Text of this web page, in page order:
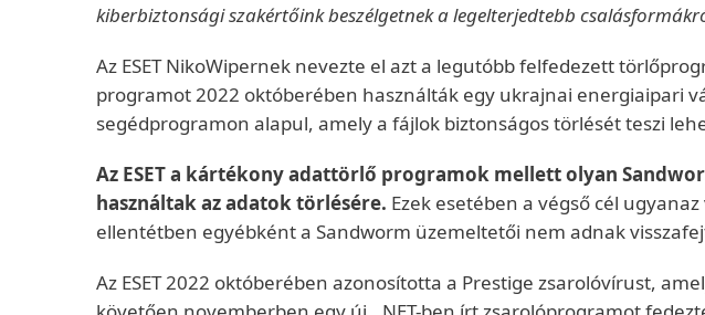
kiberbiztonsági szakértőink beszélgetnek a legelterjedtebb
Az ESET NikoWipernek nevezte el azt a legutóbb felfedezett
programot 2022 októberében használták egy ukrajnai energiaipari
segédprogramon alapul, amely a fájlok biztonságos törlését teszi
Az ESET a kártékony adattörlő programok mellett olyan
használtak az adatok törlésére. Ezek esetében a végső cél
ellentétben egyébként a Sandworm üzemeltetői nem adnak
Az ESET 2022 októberében azonosította a Prestige zsarolóvírust,